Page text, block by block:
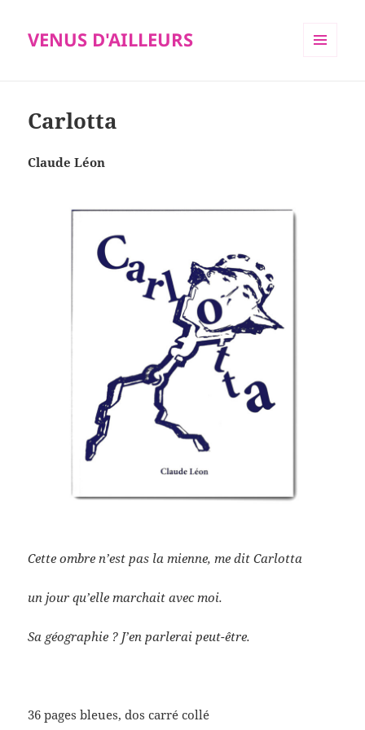
VENUS D'AILLEURS
Carlotta
Claude Léon
Cette ombre n’est pas la mienne, me dit Carlotta
un jour qu’elle marchait avec moi.
Sa géographie ? J’en parlerai peut-être.
36 pages bleues, dos carré collé